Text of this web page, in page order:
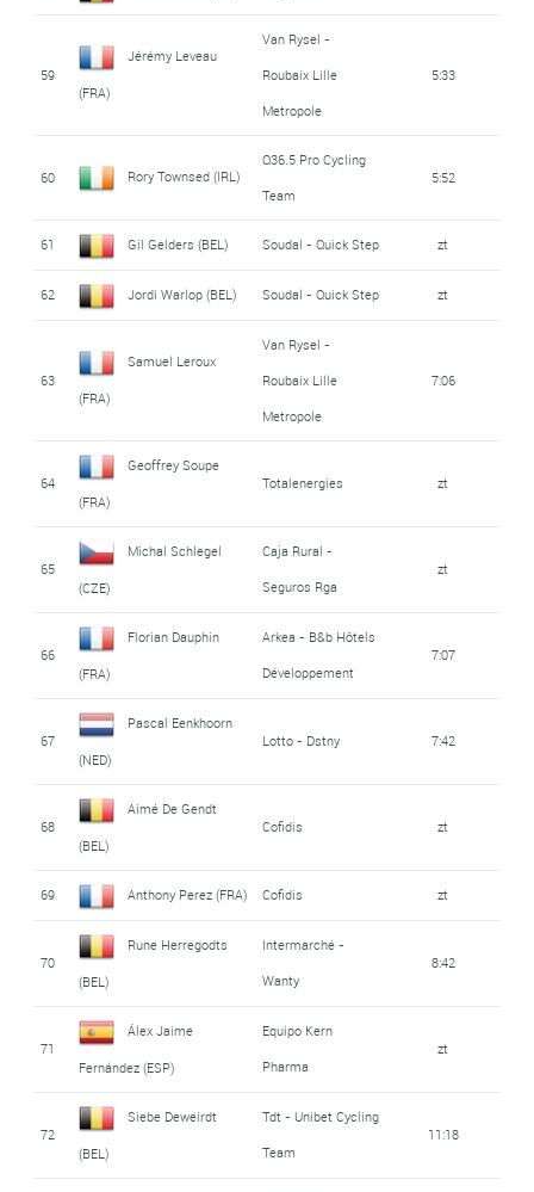
59
Jérémy Leveau
(FRA)
Van Rysel -
Roubaix Lille
Metropole
5:33
60 Rory Townsed (IRL)
Q36.5 Pro Cycling
Team
5:52
61 Gil Gelders (BEL) Soudal - Quick Step zt
62 Jordi Warlop (BEL) Soudal - Quick Step zt
63
Samuel Leroux
(FRA)
Van Rysel -
Roubaix Lille
Metropole
7:06
64
Geoffrey Soupe
(FRA)
Totalenergies zt
65
Michal Schlegel
(CZE)
Caja Rural -
Seguros Rga
zt
66
Florian Dauphin
(FRA)
Arkea - B&b Hôtels
Développement
7:07
67
Pascal Eenkhoorn
(NED)
Lotto - Dstny 7:42
68
Aimé De Gendt
(BEL)
Cofidis zt
69 Anthony Perez (FRA) Cofidis zt
70
Rune Herregodts
(BEL)
Intermarché -
Wanty
8:42
71
Álex Jaime
Fernández (ESP)
Equipo Kern
Pharma
zt
72
Siebe Deweirdt
(BEL)
Tdt - Unibet Cycling
Team
11:18